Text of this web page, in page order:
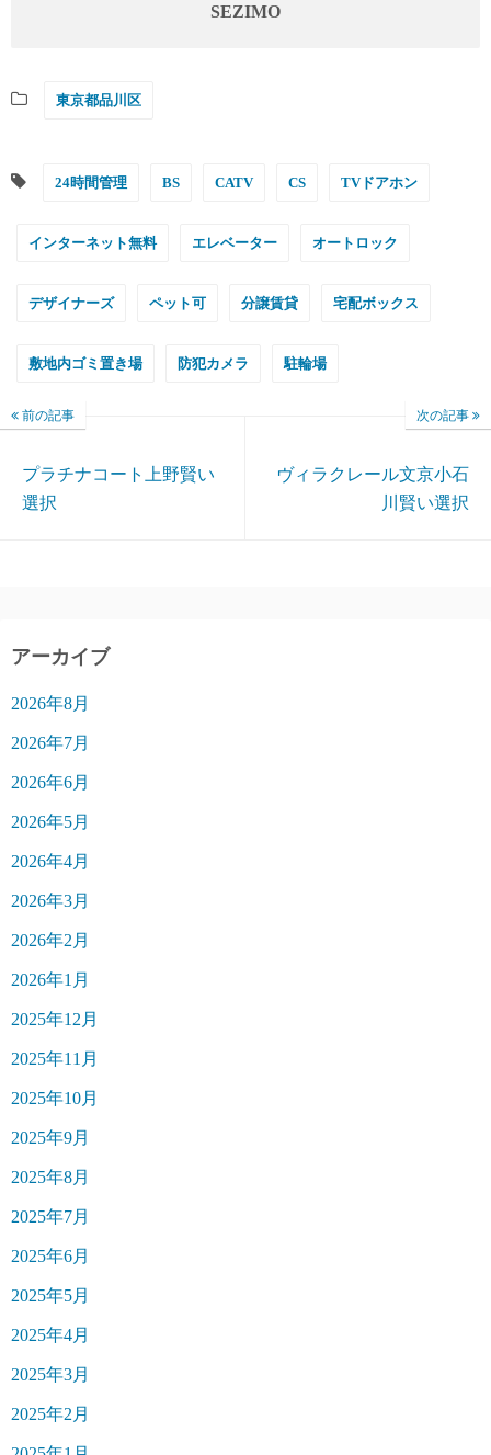
SEZIMO
東京都品川区
24時間管理 BS CATV CS TVドアホン
インターネット無料 エレベーター オートロック
デザイナーズ ペット可 分譲賃貸 宅配ボックス
敷地内ゴミ置き場 防犯カメラ 駐輪場
前の記事
プラチナコート上野賢い
選択
次の記事
ヴィラクレール文京小石
川賢い選択
アーカイブ
2026年8月
2026年7月
2026年6月
2026年5月
2026年4月
2026年3月
2026年2月
2026年1月
2025年12月
2025年11月
2025年10月
2025年9月
2025年8月
2025年7月
2025年6月
2025年5月
2025年4月
2025年3月
2025年2月